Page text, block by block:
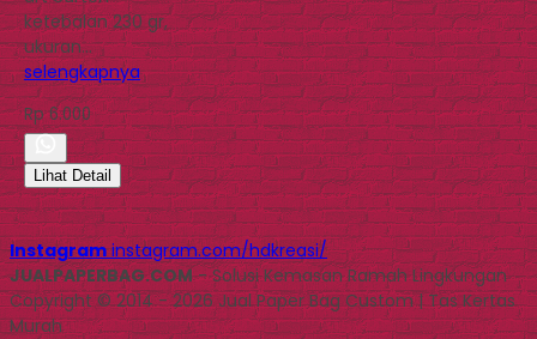
ketebalan 230 gr,
ukuran…
selengkapnya
Rp 6.000
Lihat Detail
Instagram instagram.com/hdkreasi/
JUALPAPERBAG.COM- Solusi Kemasan Ramah Lingkungan
Copyright © 2014 - 2026 Jual Paper Bag Custom | Tas Kertas
Murah